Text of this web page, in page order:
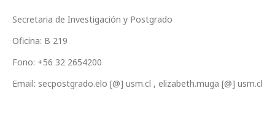
Secretaria de Investigación y Postgrado
Oficina: B 219
Fono: +56 32 2654200
Email: secpostgrado.elo [@] usm.cl , elizabeth.muga [@] usm.cl